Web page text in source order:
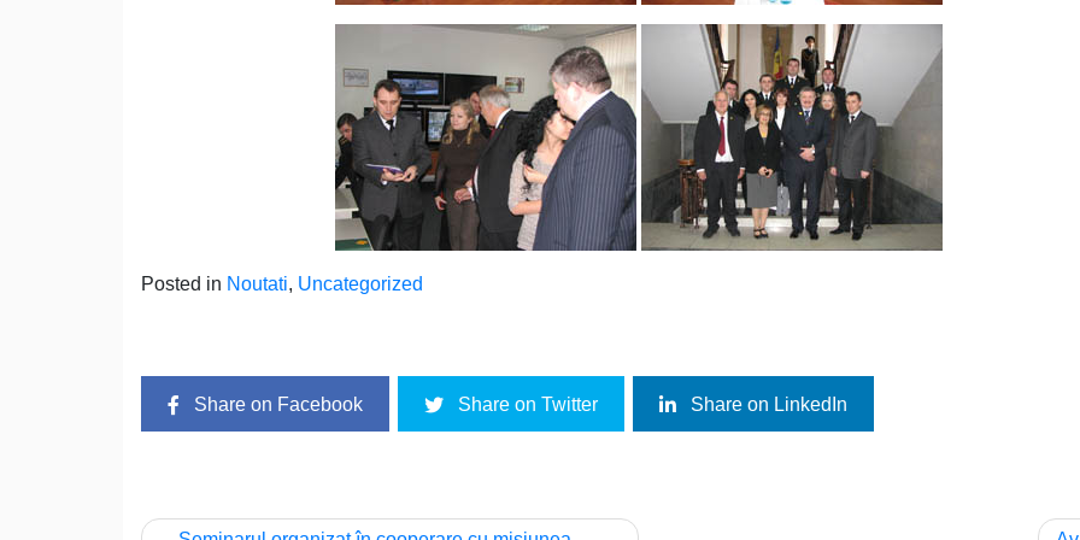
Posted in Noutati, Uncategorized
Share on Facebook Share on Twitter Share on LinkedIn